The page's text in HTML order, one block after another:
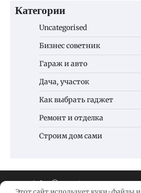
Категории
Uncategorised
Бизнес советник
Гараж и авто
Дача, участок
Как выбрать гаджет
Ремонт и отделка
Строим дом сами
Copyright © 2026Новые